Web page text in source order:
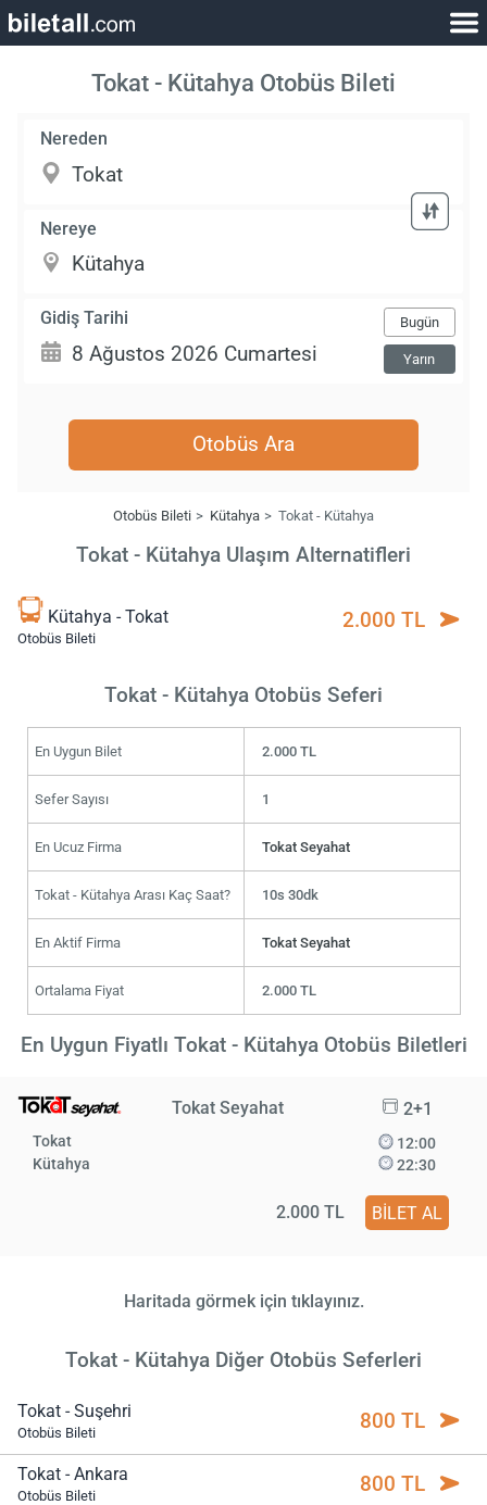
Tokat - Kütahya Otobüs Bileti
Nereden
Nereye
Gidiş Tarihi Bugün
Yarın
Otobüs Ara
Otobüs Bileti Kütahya Tokat - Kütahya
Tokat - Kütahya Ulaşım Alternatifleri
Kütahya - Tokat
Otobüs Bileti
2.000 TL
Tokat - Kütahya Otobüs Seferi
En Uygun Bilet 2.000 TL
Sefer Sayısı 1
En Ucuz Firma Tokat Seyahat
Tokat - Kütahya Arası Kaç Saat? 10s 30dk
En Aktif Firma Tokat Seyahat
Ortalama Fiyat 2.000 TL
En Uygun Fiyatlı Tokat - Kütahya Otobüs Biletleri
Tokat Seyahat 2+1
Tokat
Kütahya
12:00
22:30
2.000 TL BİLET AL
Haritada görmek için tıklayınız.
Tokat - Kütahya Diğer Otobüs Seferleri
Tokat - Suşehri
Otobüs Bileti 800 TL
Tokat - Ankara
Otobüs Bileti 800 TL